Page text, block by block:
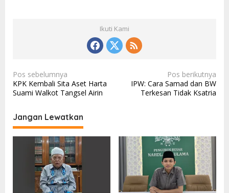
Ikuti Kami
N
a
i
g
Pos sebelumnya
KPK Kembali Sita Aset Harta
Suami Walkot Tangsel Airin
Pos berikutnya
IPW: Cara Samad dan BW
Terkesan Tidak Ksatria
Jangan Lewatkan